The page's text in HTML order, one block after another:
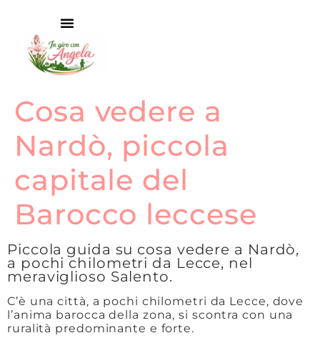
Cosa vedere a
Nardò, piccola
capitale del
Barocco leccese
Piccola guida su cosa vedere a Nardò,
a pochi chilometri da Lecce, nel
meraviglioso Salento.
C’è una città, a pochi chilometri da Lecce, dove
l’anima barocca della zona, si scontra con una
ruralità predominante e forte.